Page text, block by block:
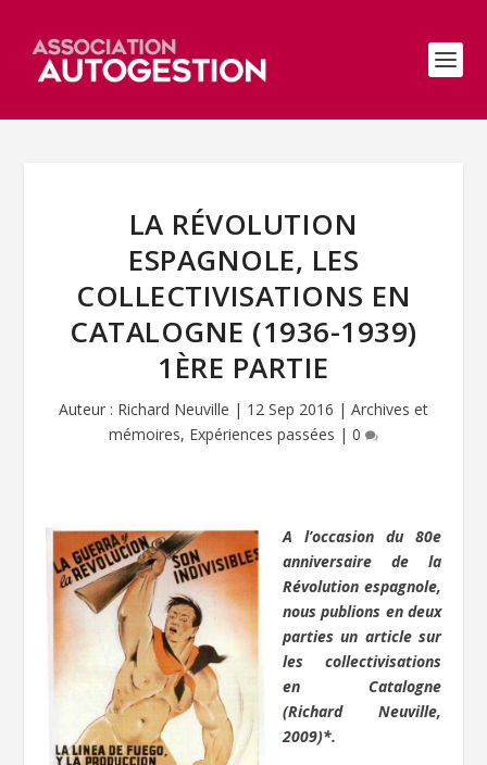
LA RÉVOLUTION
ESPAGNOLE, LES
COLLECTIVISATIONS EN
CATALOGNE (1936-1939)
1ÈRE PARTIE
Auteur : Richard Neuville | 12 Sep 2016 | Archives et
mémoires, Expériences passées | 0
A l’occasion du 80e
anniversaire de la
Révolution espagnole,
nous publions en deux
parties un article sur
les collectivisations
en Catalogne
(Richard Neuville,
2009)*.